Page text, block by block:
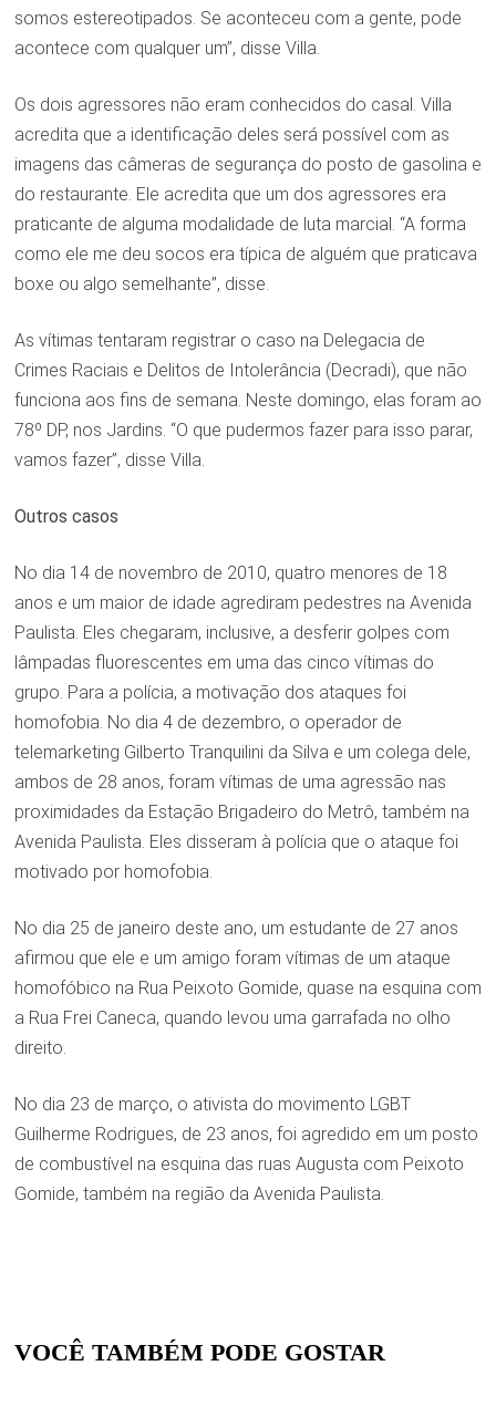
somos estereotipados. Se aconteceu com a gente, pode
acontece com qualquer um”, disse Villa.
Os dois agressores não eram conhecidos do casal. Villa
acredita que a identificação deles será possível com as
imagens das câmeras de segurança do posto de gasolina e
do restaurante. Ele acredita que um dos agressores era
praticante de alguma modalidade de luta marcial. “A forma
como ele me deu socos era típica de alguém que praticava
boxe ou algo semelhante”, disse.
As vítimas tentaram registrar o caso na Delegacia de
Crimes Raciais e Delitos de Intolerância (Decradi), que não
funciona aos fins de semana. Neste domingo, elas foram ao
78º DP, nos Jardins. “O que pudermos fazer para isso parar,
vamos fazer”, disse Villa.
Outros casos
No dia 14 de novembro de 2010, quatro menores de 18
anos e um maior de idade agrediram pedestres na Avenida
Paulista. Eles chegaram, inclusive, a desferir golpes com
lâmpadas fluorescentes em uma das cinco vítimas do
grupo. Para a polícia, a motivação dos ataques foi
homofobia. No dia 4 de dezembro, o operador de
telemarketing Gilberto Tranquilini da Silva e um colega dele,
ambos de 28 anos, foram vítimas de uma agressão nas
proximidades da Estação Brigadeiro do Metrô, também na
Avenida Paulista. Eles disseram à polícia que o ataque foi
motivado por homofobia.
No dia 25 de janeiro deste ano, um estudante de 27 anos
afirmou que ele e um amigo foram vítimas de um ataque
homofóbico na Rua Peixoto Gomide, quase na esquina com
a Rua Frei Caneca, quando levou uma garrafada no olho
direito.
No dia 23 de março, o ativista do movimento LGBT
Guilherme Rodrigues, de 23 anos, foi agredido em um posto
de combustível na esquina das ruas Augusta com Peixoto
Gomide, também na região da Avenida Paulista.
VOCÊ TAMBÉM PODE GOSTAR